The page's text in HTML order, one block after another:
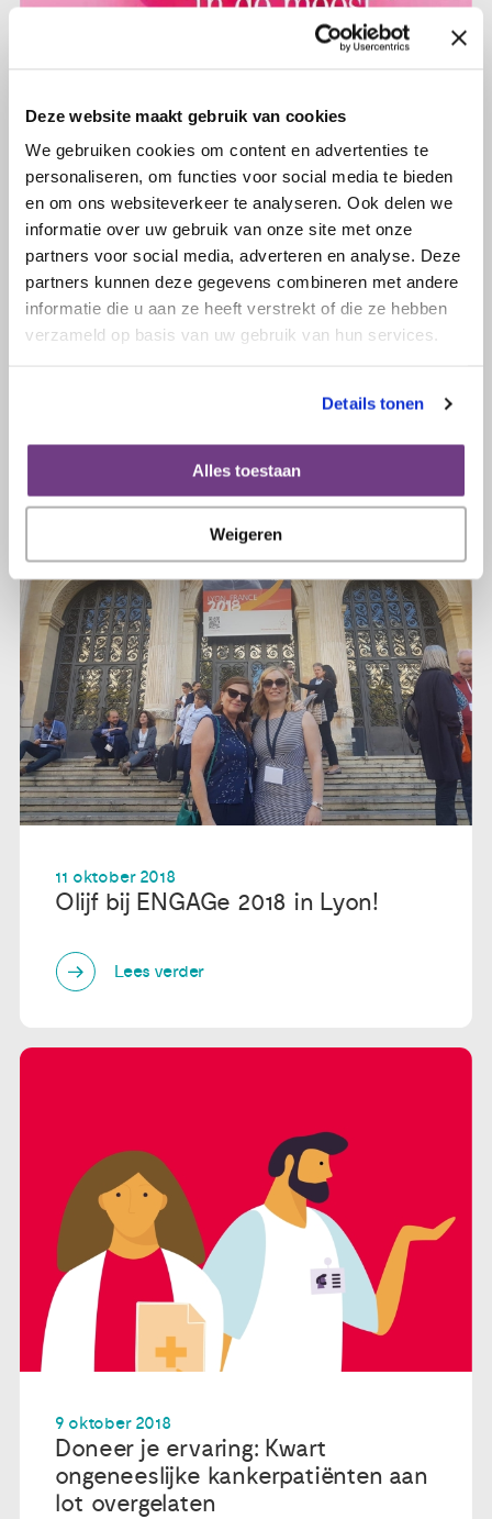
Deze website maakt gebruik van cookies
We gebruiken cookies om content en advertenties te
personaliseren, om functies voor social media te bieden
en om ons websiteverkeer te analyseren. Ook delen we
informatie over uw gebruik van onze site met onze
partners voor social media, adverteren en analyse. Deze
partners kunnen deze gegevens combineren met andere
informatie die u aan ze heeft verstrekt of die ze hebben
verzameld op basis van uw gebruik van hun services.
Details tonen
Alles toestaan
Weigeren
16 november 2018
Special gynaecologische kanker in
11 oktober 2018
Olijf bij ENGAGe 2018 in Lyon!
Lees verder
9 oktober 2018
Doneer je ervaring: Kwart
ongeneeslijke kankerpatiënten aan
lot overgelaten